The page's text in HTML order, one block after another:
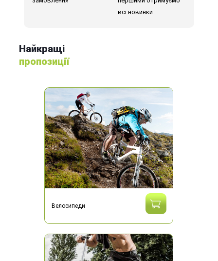
всі новинки
Найкращі
пропозиції
Велосипеди